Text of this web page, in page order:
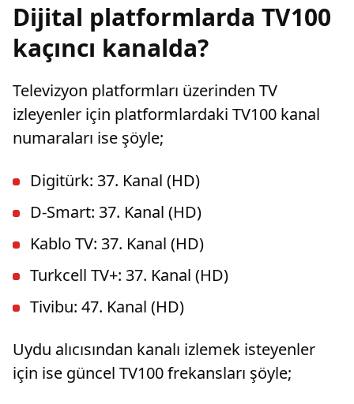
Dijital platformlarda TV100
kaçıncı kanalda?
Televizyon platformları üzerinden TV
izleyenler için platformlardaki TV100 kanal
numaraları ise şöyle;
Digitürk: 37. Kanal (HD)
D-Smart: 37. Kanal (HD)
Kablo TV: 37. Kanal (HD)
Turkcell TV+: 37. Kanal (HD)
Tivibu: 47. Kanal (HD)
Uydu alıcısından kanalı izlemek isteyenler
için ise güncel TV100 frekansları şöyle;